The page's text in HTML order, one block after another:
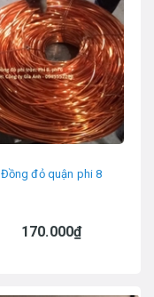
Đồng đỏ quận phi 8
170.000₫